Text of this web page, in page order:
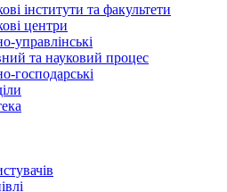
інститути та факультети
центри
управлінські
та науковий процес
господарські